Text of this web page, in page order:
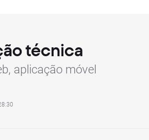
técnica
aplicação móvel